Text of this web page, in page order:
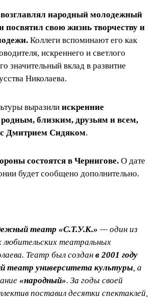
народный молодежный
посвятил свою жизнь творчеству и
Коллеги вспоминают его как
искреннего и светлого
значительный вклад в развитие
Николаева.
выразили искренние
родным, близким, друзьям и всем,
Дмитрием Сидяком.
состоятся в Чернигове. О дате
будет сообщено дополнительно.
театр «С.Т.У.К.» — один из
любительских театральных
Театр был создан в 2001 году
театр университета культуры , а
«народный». За годы своей
поставил десятки спектаклей,